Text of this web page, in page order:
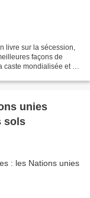
livre sur la sécession,
façons de
mondialisée et de
unies
sols